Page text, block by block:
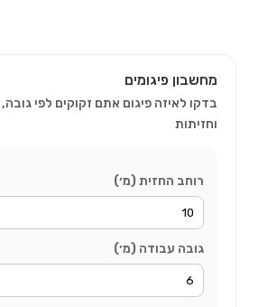
מחשבון פיגומים
בדקו לאיזה פיגום אתם זקוקים לפי
וחזיתות
רוחב החזית (מ׳)
גובה עבודה (מ׳)